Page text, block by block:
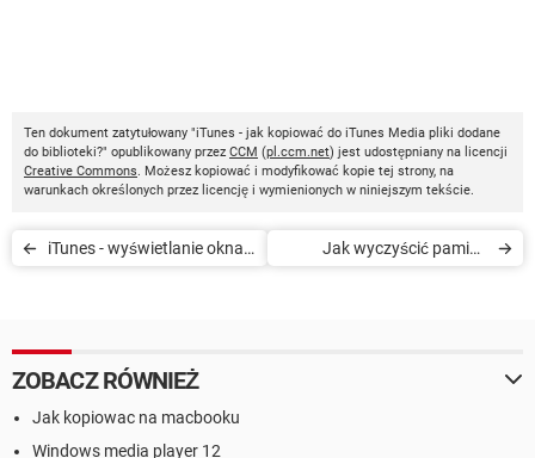
Ten dokument zatytułowany "iTunes - jak kopiować do iTunes Media pliki dodane
do biblioteki?" opublikowany przez CCM (pl.ccm.net) jest udostępniany na licencji
Creative Commons. Możesz kopiować i modyfikować kopie tej strony, na
warunkach określonych przez licencję i wymienionych w niniejszym tekście.
iTunes - wyświetlanie okna z
Jak wyczyścić pamięć
ZOBACZ RÓWNIEŻ
Jak kopiowac na macbooku
Windows media player 12